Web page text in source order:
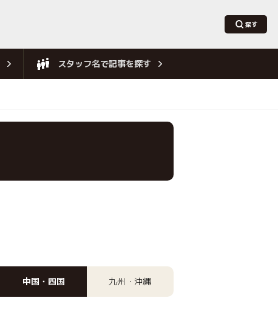
スタッフ名で記事を探す
中国・四国 九州・沖縄